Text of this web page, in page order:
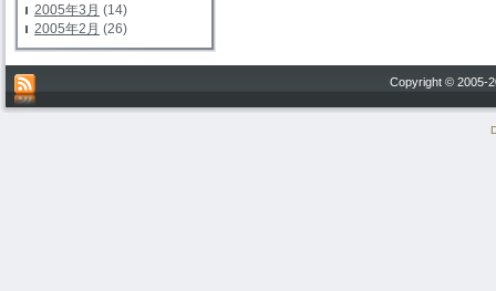
2005年3月 (14)
2005年2月 (26)
Copyright © 2005-